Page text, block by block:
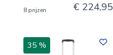
8 prijzen € 224,95
35 %